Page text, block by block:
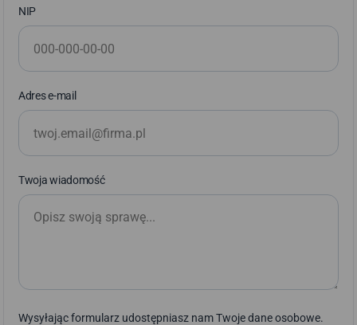
NIP
Adres e-mail
Twoja wiadomość
Wysyłając formularz udostępniasz nam Twoje dane osobowe.